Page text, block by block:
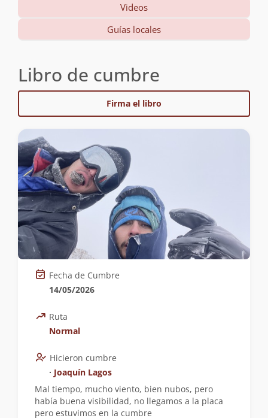
Videos
Guías locales
Libro de cumbre
Firma el libro
Fecha de Cumbre
14/05/2026
Ruta
Normal
Hicieron cumbre
∙ Joaquín Lagos
Mal tiempo, mucho viento, bien nubos, pero
había buena visibilidad, no llegamos a la placa
pero estuvimos en la cumbre